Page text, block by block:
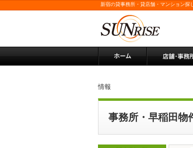
新宿の貸事務所・貸店舗・マンション
情報
事務所・早稲田物